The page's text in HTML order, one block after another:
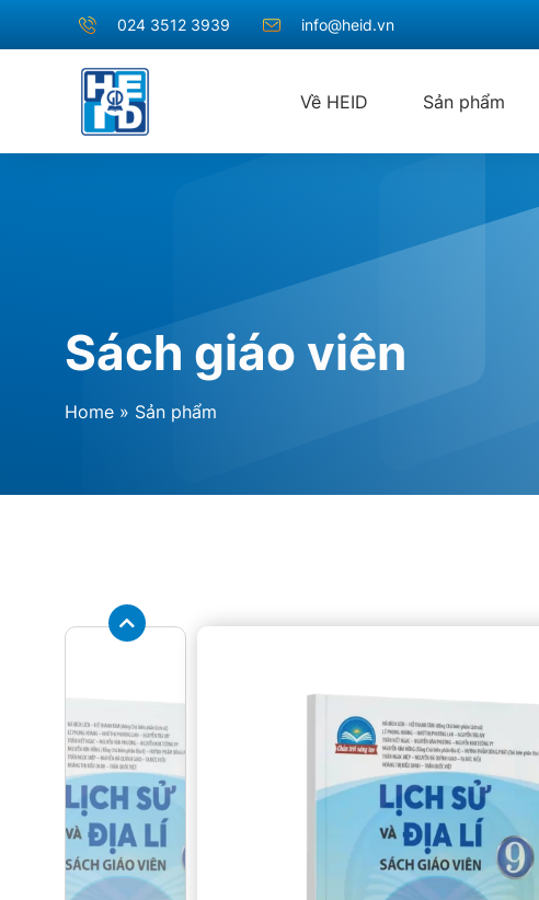
024 3512 3939 info@heid.vn
Về HEID Sản phẩm
Sách giáo viên
Home » Sản phẩm